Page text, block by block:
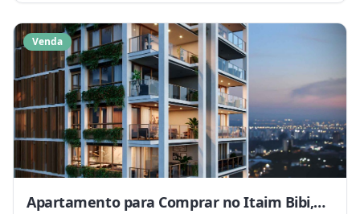
Venda
Apartamento para Comprar no Itaim Bibi,